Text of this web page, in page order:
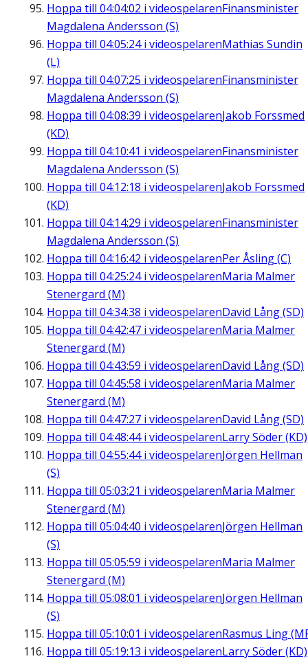
Hoppa till 04:04:02 i videospelarenFinansminister
Magdalena Andersson (S)
Hoppa till 04:05:24i videospelarenMathias Sundin
(L)
Hoppa till 04:07:25 i videospelarenFinansminister
Magdalena Andersson (S)
Hoppa till 04:08:39 i videospelarenJakob Forssmed
(KD)
Hoppa till 04:10:41 i videospelarenFinansminister
Magdalena Andersson (S)
Hoppa till 04:12:18 i videospelarenJakob Forssmed
(KD)
Hoppa till 04:14:29 i videospelarenFinansminister
Magdalena Andersson (S)
Hoppa till 04:16:42 i videospelarenPer Åsling (C)
Hoppa till 04:25:24i videospelarenMaria Malmer
Stenergard (M)
Hoppa till 04:34:38 i videospelarenDavid Lång (SD)
Hoppa till 04:42:47 i videospelarenMaria Malmer
Stenergard (M)
Hoppa till 04:43:59 i videospelarenDavid Lång (SD)
Hoppa till 04:45:58 i videospelarenMaria Malmer
Stenergard (M)
Hoppa till 04:47:27 i videospelarenDavid Lång (SD)
Hoppa till 04:48:44i videospelarenLarry Söder (KD)
Hoppa till 04:55:44i videospelarenJörgen Hellman
(S)
Hoppa till 05:03:21 i videospelarenMaria Malmer
Stenergard (M)
Hoppa till 05:04:40 i videospelarenJörgen Hellman
(S)
Hoppa till 05:05:59 i videospelarenMaria Malmer
Stenergard (M)
Hoppa till 05:08:01 i videospelarenJörgen Hellman
(S)
Hoppa till 05:10:01 i videospelarenRasmus Ling
Hoppa till 05:19:13 i videospelarenLarry Söder (KD)